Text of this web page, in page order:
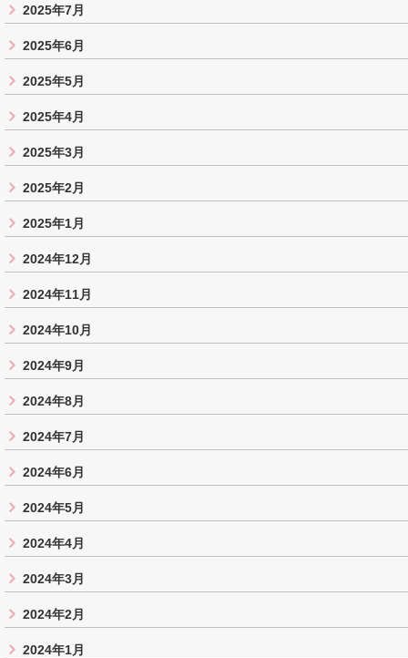
2025年7月
2025年6月
2025年5月
2025年4月
2025年3月
2025年2月
2025年1月
2024年12月
2024年11月
2024年10月
2024年9月
2024年8月
2024年7月
2024年6月
2024年5月
2024年4月
2024年3月
2024年2月
2024年1月